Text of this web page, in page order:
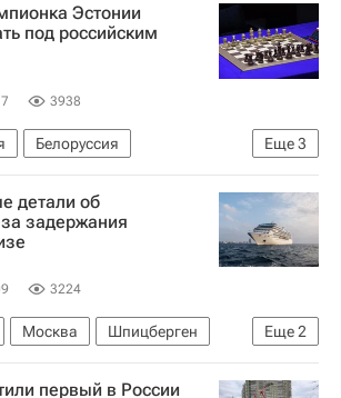
Янник Синнер
Эстонии
под российским
3938
Еще3
Белоруссия
шахмат (FIDE)
России (ФШР)
детали об
задержания
3224
Еще2
Москва
Шпицберген
Ленинград
первый в России